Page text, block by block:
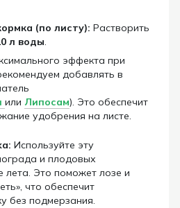
(по листу): Растворить
л воды.
эффекта при
добавлять в
или Липосам). Это обеспечит
удобрения на листе.
Используйте эту
и плодовых
лета. Это поможет лозе и
что обеспечит
без подмерзания.